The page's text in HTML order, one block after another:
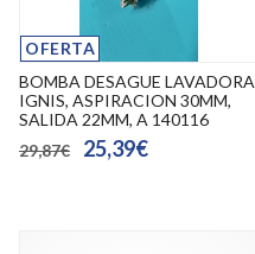
OFERTA
BOMBA DESAGUE LAVADORA
IGNIS, ASPIRACION 30MM,
SALIDA 22MM, A 140116
29,87€
25,39€